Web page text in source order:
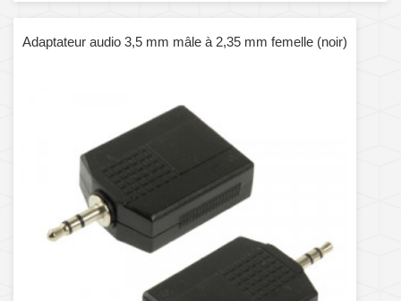
Adaptateur audio 3,5 mm mâle à 2,35 mm femelle (noir)